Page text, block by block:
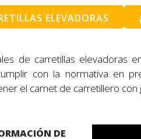
ELEVADORAS
de carretillas elevadoras
con la normativa en
el carnet de carretillero con
DE